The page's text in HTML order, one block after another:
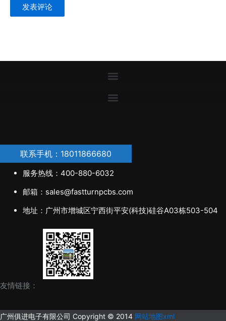
联系手机：18011866680
服务热线：400-880-6032
邮箱：sales@fastturnpcbs.com
地址：广州市增城区宁西街平安(科技)硅谷A03栋503-504
友情链接：
广州俱进电子有限公司 Copyright © 2014 网站地图xml